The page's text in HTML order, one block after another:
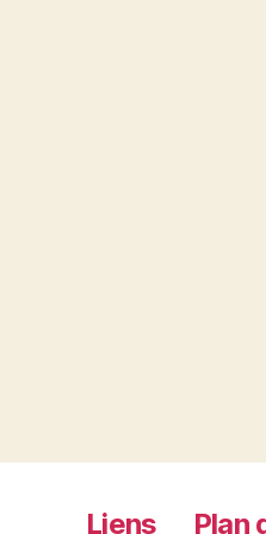
Liens Plan